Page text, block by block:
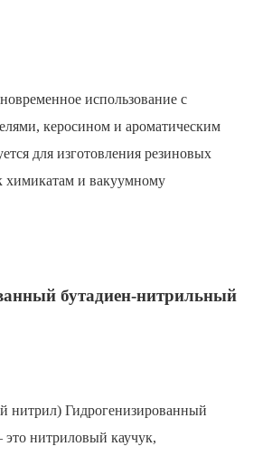
использование с
керосином и ароматическим
для изготовления резиновых
химикатам и вакуумному
бутадиен-нитрильный
нитрил) Гидрогенизированный
нитриловый каучук,